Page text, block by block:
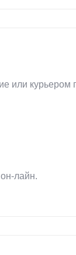
или курьером
лайн.